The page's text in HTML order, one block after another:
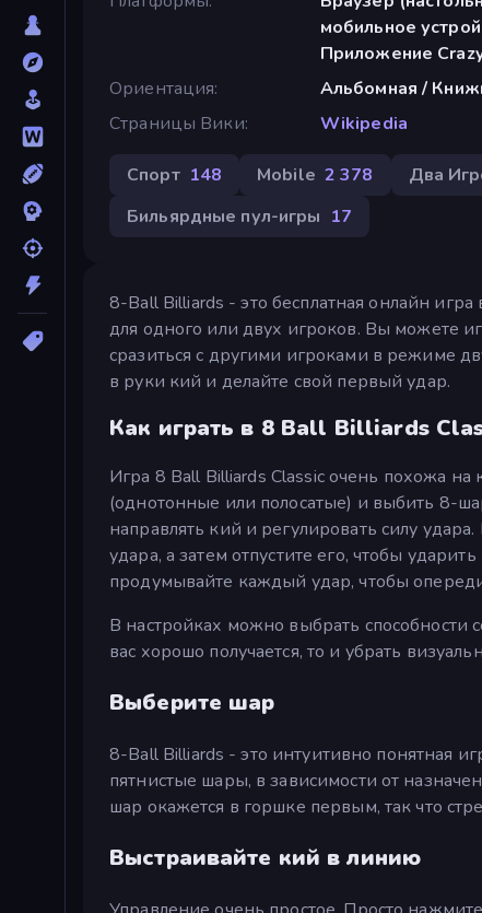
мобильное
Приложение
Ориентация
Альбомная /
Страницы Вики
Wikipedia
Спорт 148 Mobile 2 378 Два
Бильярдные пул-игры 17
8-Ball Billiards - это бесплатная онлайн
для одного или двух игроков. Вы можете
сразиться с другими игроками в режиме
в руки кий и делайте свой первый удар.
Как играть в 8 Ball Billiards
Игра 8 Ball Billiards Classic очень похожа на
(однотонные или полосатые) и выбить 8-
направлять кий и регулировать силу
удара, а затем отпустите его, чтобы
продумывайте каждый удар, чтобы
В настройках можно выбрать способности
вас хорошо получается, то и убрать
Выберите шар
8-Ball Billiards - это интуитивно понятная
пятнистые шары, в зависимости от
шар окажется в горшке первым, так что
Выстраивайте кий в линию